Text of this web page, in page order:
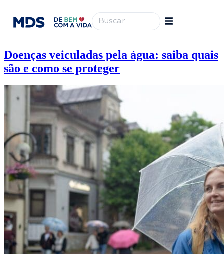
Doenças veiculadas pela água: saiba quais
são e como se proteger